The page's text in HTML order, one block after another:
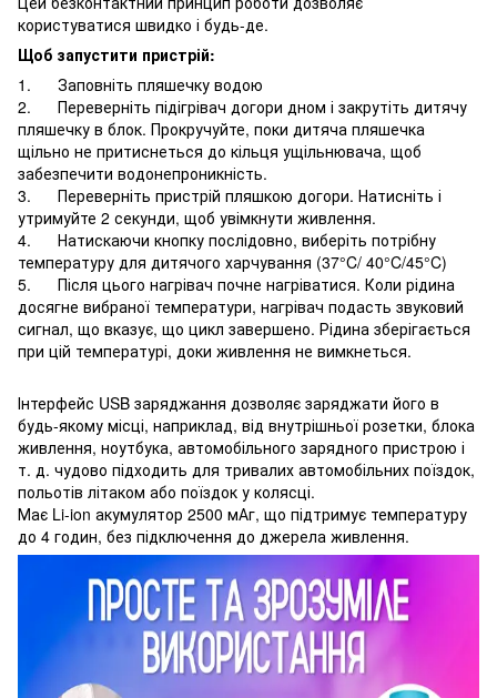
користуватися швидко і будь-де.
Щоб запустити пристрій:
1. Заповніть пляшечку водою
2. Переверніть підігрівач догори дном і закрутіть дитячу
пляшечку в блок. Прокручуйте, поки дитяча пляшечка
щільно не притиснеться до кільця ущільнювача, щоб
забезпечити водонепроникність.
3. Переверніть пристрій пляшкою догори. Натисніть і
утримуйте 2 секунди, щоб увімкнути живлення.
4. Натискаючи кнопку послідовно, виберіть потрібну
температуру для дитячого харчування (37°C/ 40°C/45°C)
5. Після цього нагрівач почне нагріватися. Коли рідина
досягне вибраної температури, нагрівач подасть звуковий
сигнал, що вказує, що цикл завершено. Рідина зберігається
при цій температурі, доки живлення не вимкнеться.
Інтерфейс USB заряджання дозволяє заряджати його в
будь-якому місці, наприклад, від внутрішньої розетки, блока
живлення, ноутбука, автомобільного зарядного пристрою і
т. д. чудово підходить для тривалих автомобільних поїздок,
польотів літаком або поїздок у колясці.
Має Li-ion акумулятор 2500 мАг, що підтримує температуру
до 4 годин, без підключення до джерела живлення.